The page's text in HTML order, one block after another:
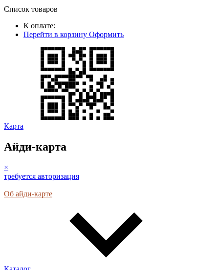
Список товаров
К оплате:
Перейти в корзину Оформить
Карта
Айди-карта
×
требуется авторизация
Об айди-карте